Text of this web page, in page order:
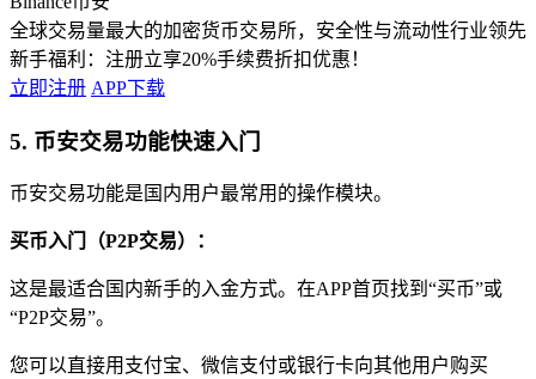
全球交易量最大的加密货币交易所，安全性与流动性行业领先
新手福利： 注册立享20%手续费折扣优惠！
立即注册 APP下载
5. 币安交易功能快速入门
币安交易功能是国内用户最常用的操作模块。
买币入门（P2P交易）：
这是最适合国内新手的入金方式。在APP首页找到“买币”或
“P2P交易”。
您可以直接用支付宝、微信支付或银行卡向其他用户购买